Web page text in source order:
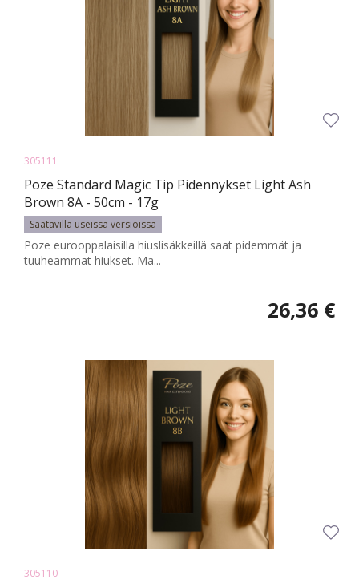
305111
Poze Standard Magic Tip Pidennykset Light Ash
Brown 8A - 50cm - 17g
Saatavilla useissa versioissa
Poze eurooppalaisilla hiuslisäkkeillä saat pidemmät ja
tuuheammat hiukset. Ma...
26,36 €
305110